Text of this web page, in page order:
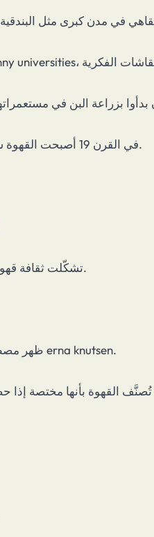
في القرن 19 أصبحت القهوة سلعة عالمية استراتيجية ومشروبًا يوميًا لملايين البشر.
تشكّلت ثقافة قهوة عالمية موحدة مع استمرار انتشار المقاهي الحديثة.
ظهر مصطلح القهوة المختصة عام 1974 على يد إيرنا كنوتسن erna knutsen.